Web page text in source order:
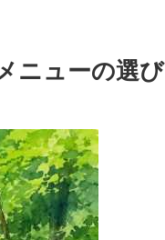
ニューの選び